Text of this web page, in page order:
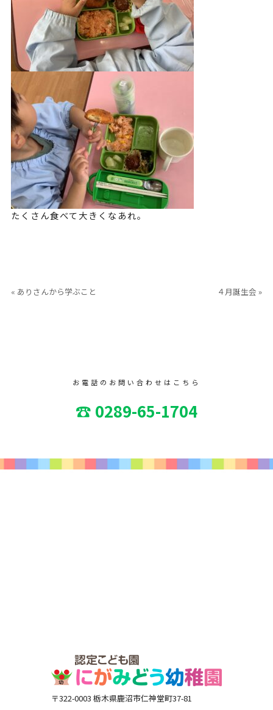
たくさん食べて大きくなあれ。
« ありさんから学ぶこと ４月誕生会 »
お電話のお問い合わせはこちら
☎ 0289-65-1704
〒322-0003 栃木県鹿沼市仁神堂町37-81